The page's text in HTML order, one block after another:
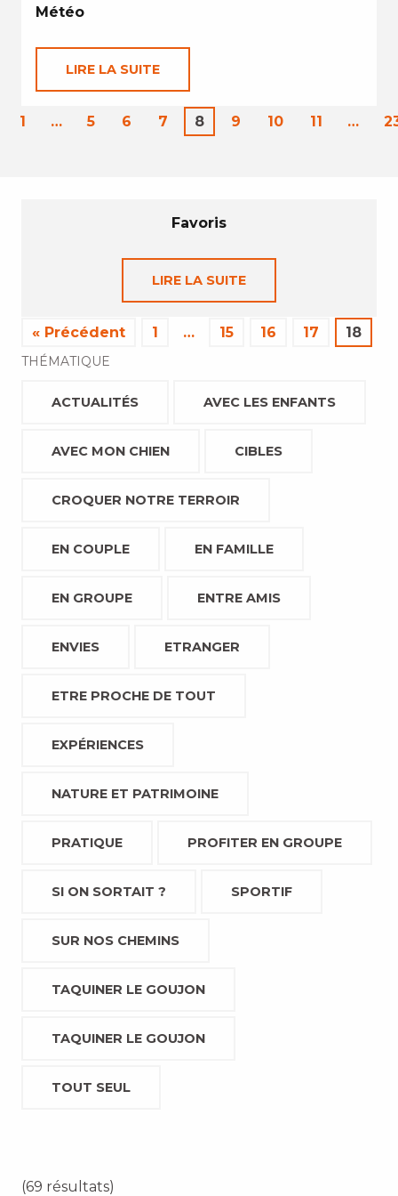
Météo
LIRE LA SUITE
1 … 5 6 7 8 9 10 11 …
Favoris
LIRE LA SUITE
« Précédent 1 … 15 16 17 18
THÉMATIQUE
ACTUALITÉS AVEC LES ENFANTS
AVEC MON CHIEN CIBLES
CROQUER NOTRE TERROIR
EN COUPLE EN FAMILLE
EN GROUPE ENTRE AMIS
ENVIES ETRANGER
ETRE PROCHE DE TOUT
EXPÉRIENCES
NATURE ET PATRIMOINE
PRATIQUE PROFITER EN GROUPE
SI ON SORTAIT ? SPORTIF
SUR NOS CHEMINS
TAQUINER LE GOUJON
TAQUINER LE GOUJON
TOUT SEUL
(69 résultats)